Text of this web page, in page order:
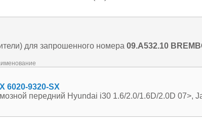
для запрошенного номера 09.A532.10
6020-9320-SX
передний Hyundai i30 1.6/2.0/1.6D/2.0D 07>,